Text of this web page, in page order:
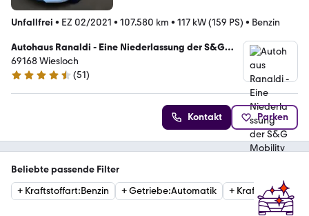
Unfallfrei • EZ 02/2021 • 107.580 km • 117 kW (159 PS) • Benzin
Autohaus Ranaldi - Eine Niederlassung der S&G
Mobility GmbH
69168 Wiesloch
4.7 Sterne
(51)
Kontakt Parken
Beliebte passende Filter
+ Kraftstoffart:Benzin +Getriebe:Automatik + Kraftstoffart